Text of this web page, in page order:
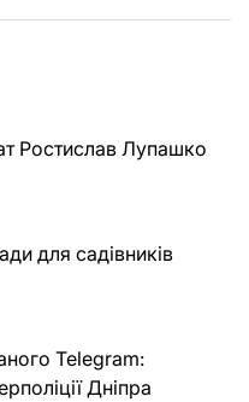
Ростислав Лупашко
для садівників
Telegram:
Дніпра